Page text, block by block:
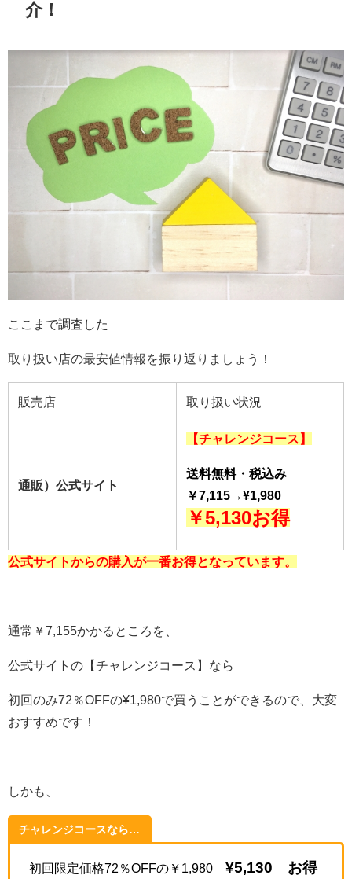
介！
ここまで調査した
取り扱い店の最安値情報を振り返りましょう！
販売店 取り扱い状況
通販）公式サイト
【チャレンジコース】
送料無料・ 税込み
￥7,115→¥1,980
￥5,130お得
公式サイトからの購入が一番お得となっています。
通常￥7,155かかるところを、
公式サイトの【チャレンジコース】なら
初回のみ72％OFFの¥1,980で買うことができるので、大変
おすすめです！
しかも、
チャレンジコースなら…
初回限定価格72％OFFの￥1,980 ¥5,130 お得